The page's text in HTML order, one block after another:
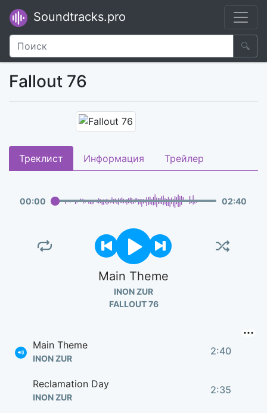
Soundtracks.pro
🔍
Fallout 76
Треклист Информация Трейлер
00:00 02:40
Main Theme
INON ZUR
FALLOUT 76
Main Theme
INON ZUR
2:40
Reclamation Day
INON ZUR
2:35